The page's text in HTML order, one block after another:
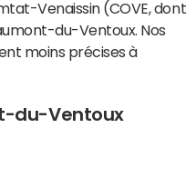
Venaissin (COVE, dont
du-Ventoux. Nos
moins précises à
du-Ventoux